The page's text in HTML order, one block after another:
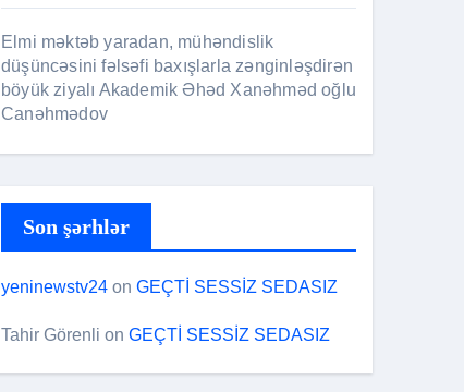
Elmi məktəb yaradan, mühəndislik
düşüncəsini fəlsəfi baxışlarla zənginləşdirən
böyük ziyalı Akademik Əhəd Xanəhməd oğlu
Canəhmədov
Son şərhlər
yeninewstv24 on GEÇTİ SESSİZ SEDASIZ
Tahir Görenli on GEÇTİ SESSİZ SEDASIZ